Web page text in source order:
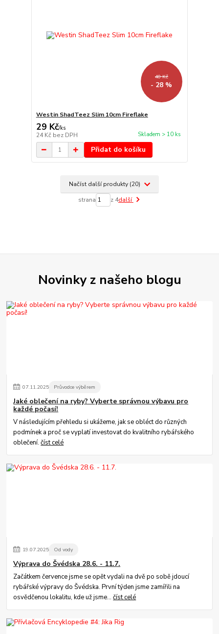
40 Kč
- 28 %
Westin ShadTeez Slim 10cm Fireflake
29 Kč/ks
24 Kč bez DPH Skladem > 10 ks
Přidat do košíku
Načíst další produkty (20)
strana z 4další
Novinky z našeho blogu
07.11.2025 Průvodce výběrem
Jaké oblečení na ryby? Vyberte správnou výbavu pro
každé počasí!
V následujícím přehledu si ukážeme, jak se obléct do různých
podmínek a proč se vyplatí investovat do kvalitního rybářského
oblečení.číst celé
19.07.2025 Od vody
Výprava do Švédska 28.6. - 11.7.
Začátkem července jsme se opět vydali na dvě po sobě jdoucí
rybářské výpravy do Švédska. První týden jsme zamířili na
osvědčenou lokalitu, kde už jsme...číst celé